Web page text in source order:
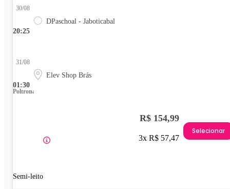
20:25
30/08
DPaschoal - Jaboticabal
01:30
31/08
Elev Shop Brás
Poltrona
Semi-leito
R$ 154,99
3x R$ 57,47
Selecionar